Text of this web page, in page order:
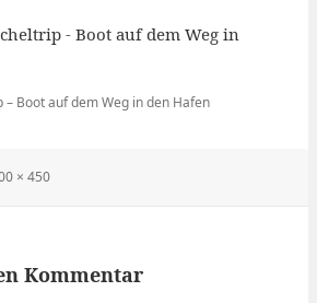
Boot auf dem Weg in den Hafen
× 450
Kommentar